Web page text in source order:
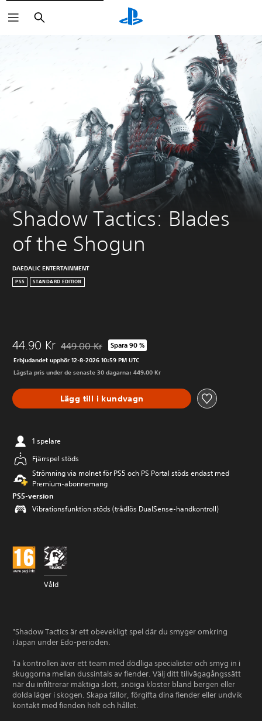
Sök
Shadow Tactics: Blades
of the Shogun
DAEDALIC ENTERTAINMENT
PS5 STANDARD EDITION
44.90 Kr Nedsatt från ursprungspriset på 449.00 Kr
449.00 Kr Spara 90 %
Erbjudandet upphör 12-8-2026 10:59 PM UTC
Lägsta pris under de senaste 30 dagarna: 449.00 Kr
Lägg till i kundvagn
1 spelare
Fjärrspel stöds
Strömning via molnet för PS5 och PS Portal stöds endast med
Premium-abonnemang
PS5-version
Vibrationsfunktion stöds (trådlös DualSense-handkontroll)
Våld
"Shadow Tactics är ett obevekligt spel där du smyger omkring
i Japan under Edo-perioden.
Ta kontrollen äver ett team med dödliga specialister och smyg in i
skuggorna mellan dussintals av fiender. Välj ditt tillvägagångssätt
när du infiltrerar mäktiga slott, snöiga kloster bland bergen eller
dolda läger i skogen. Skapa fällor, förgifta dina fiender eller undvik
kontakt med fienden helt och hållet.